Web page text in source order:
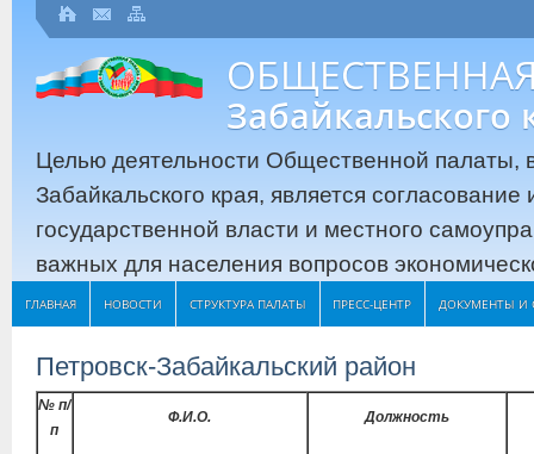
Забайкальского
Целью деятельности Общественной палаты,
Забайкальского края, является
государственной власти и местного
важных для населения вопросов
ГЛАВНАЯ НОВОСТИ СТРУКТУРА ПАЛАТЫ ПРЕСС-ЦЕНТР ДОКУМЕНТЫ И
Петровск-Забайкальский район
№ п/
п
Ф.И.О. Должность